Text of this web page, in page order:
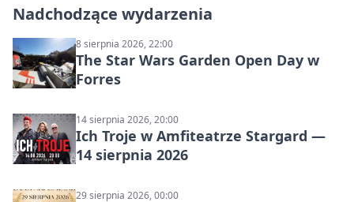
Nadchodzące wydarzenia
8 sierpnia 2026, 22:00
The Star Wars Garden Open Day w
Forres
14 sierpnia 2026, 20:00
Ich Troje w Amfiteatrze Stargard —
14 sierpnia 2026
29 sierpnia 2026, 00:00